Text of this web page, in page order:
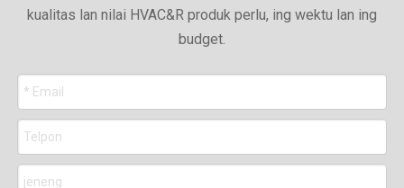
kualitas lan nilai HVAC&R produk perlu, ing wektu lan ing
budget.